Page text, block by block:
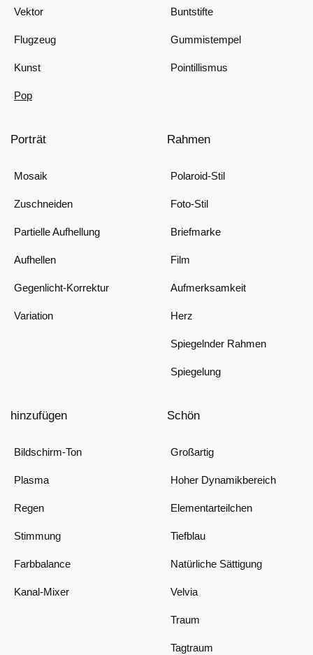
Vektor
Flugzeug
Kunst
Pop
Buntstifte
Gummistempel
Pointillismus
Porträt
Mosaik
Zuschneiden
Partielle Aufhellung
Aufhellen
Gegenlicht-Korrektur
Variation
Rahmen
Polaroid-Stil
Foto-Stil
Briefmarke
Film
Aufmerksamkeit
Herz
Spiegelnder Rahmen
Spiegelung
hinzufügen
Bildschirm-Ton
Plasma
Regen
Stimmung
Farbbalance
Kanal-Mixer
Schön
Großartig
Hoher Dynamikbereich
Elementarteilchen
Tiefblau
Natürliche Sättigung
Velvia
Traum
Tagtraum